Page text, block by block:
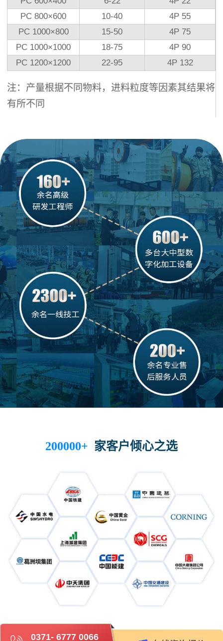
PC 800×600
10-40
4P 55
PC 1000×800
15-50
4P 75
PC 1000×1000
18-75
4P 90
PC 1200×1200
22-95 4P 132
注：产量根据不同物料，进料粒度等因素其结果将
有所不同
200000+ 家客户倾心之选
0371- 6777 0066